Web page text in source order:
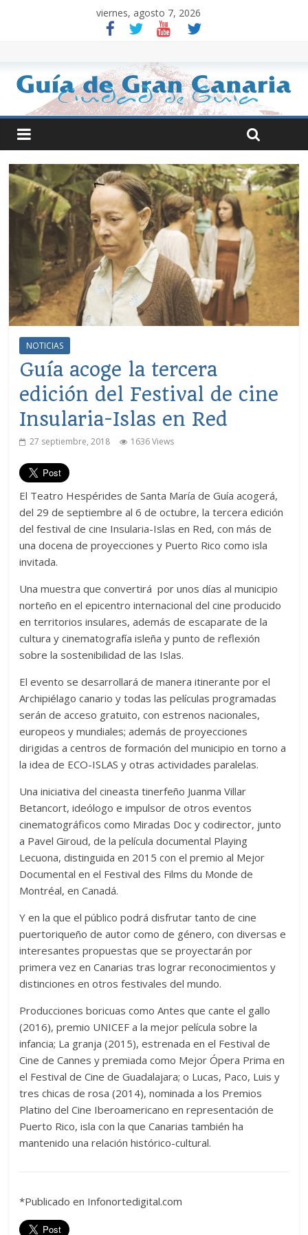
viernes, agosto 7, 2026
NOTICIAS
Guía acoge la tercera
edición del Festival de cine
Insularia-Islas en Red
27 septiembre, 2018 1636 Views
El Teatro Hespérides de Santa María de Guía acogerá,
del 29 de septiembre al 6 de octubre, la tercera edición
del festival de cine Insularia-Islas en Red, con más de
una docena de proyecciones y Puerto Rico como isla
invitada.
Una muestra que convertirá por unos días al municipio
norteño en el epicentro internacional del cine producido
en territorios insulares, además de escaparate de la
cultura y cinematografía isleña y punto de reflexión
sobre la sostenibilidad de las Islas.
El evento se desarrollará de manera itinerante por el
Archipiélago canario y todas las películas programadas
serán de acceso gratuito, con estrenos nacionales,
europeos y mundiales; además de proyecciones
dirigidas a centros de formación del municipio en torno a
la idea de ECO-ISLAS y otras actividades paralelas.
Una iniciativa del cineasta tinerfeño Juanma Villar
Betancort, ideólogo e impulsor de otros eventos
cinematográficos como Miradas Doc y codirector, junto
a Pavel Giroud, de la película documental Playing
Lecuona, distinguida en 2015 con el premio al Mejor
Documental en el Festival des Films du Monde de
Montréal, en Canadá.
Y en la que el público podrá disfrutar tanto de cine
puertoriqueño de autor como de género, con diversas e
interesantes propuestas que se proyectarán por
primera vez en Canarias tras lograr reconocimientos y
distinciones en otros festivales del mundo.
Producciones boricuas como Antes que cante el gallo
(2016), premio UNICEF a la mejor película sobre la
infancia; La granja (2015), estrenada en el Festival de
Cine de Cannes y premiada como Mejor Ópera Prima en
el Festival de Cine de Guadalajara; o Lucas, Paco, Luis y
tres chicas de rosa (2014), nominada a los Premios
Platino del Cine Iberoamericano en representación de
Puerto Rico, isla con la que Canarias también ha
mantenido una relación histórico-cultural.
*Publicado en Infonortedigital.com